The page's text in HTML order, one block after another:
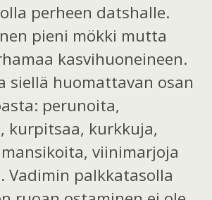
perheen datshalle.
pieni mökki mutta
kasvihuoneineen.
siellä huomattavan osan
perunoita,
kurpitsaa, kurkkuja,
viinimarjoja
Vadimin palkkatasolla